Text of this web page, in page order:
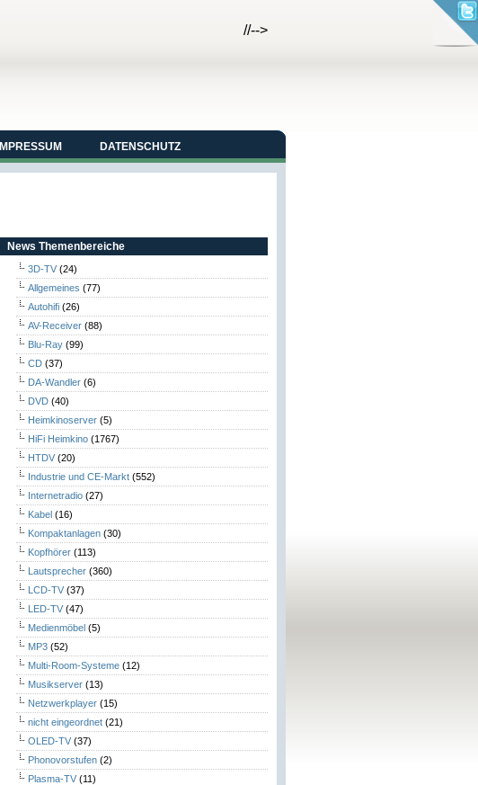
//-->
IMPRESSUM DATENSCHUTZ
News Themenbereiche
3D-TV (24)
Allgemeines (77)
Autohifi (26)
AV-Receiver (88)
Blu-Ray (99)
CD (37)
DA-Wandler (6)
DVD (40)
Heimkinoserver (5)
HiFi Heimkino (1767)
HTDV (20)
Industrie und CE-Markt (552)
Internetradio (27)
Kabel (16)
Kompaktanlagen (30)
Kopfhörer (113)
Lautsprecher (360)
LCD-TV (37)
LED-TV (47)
Medienmöbel (5)
MP3 (52)
Multi-Room-Systeme (12)
Musikserver (13)
Netzwerkplayer (15)
nicht eingeordnet (21)
OLED-TV (37)
Phonovorstufen (2)
Plasma-TV (11)